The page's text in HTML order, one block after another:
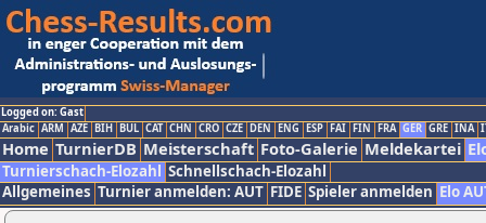
Logged on: Gast
Arabic ARM AZE BIH BUL CAT CHN CRO CZE DEN ENG ESP FAI FIN FRA GER GRE INA
Home TurnierDB Meisterschaft Foto-Galerie Meldekartei
Turnierschach-Elozahl Schnellschach-Elozahl
Allgemeines Turnier anmelden: AUT FIDE Spieler anmelden Elo